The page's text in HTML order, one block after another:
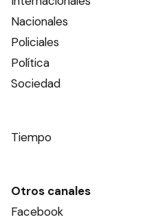
Nacionales
Policiales
Política
Sociedad
Tiempo
Otros canales
Facebook